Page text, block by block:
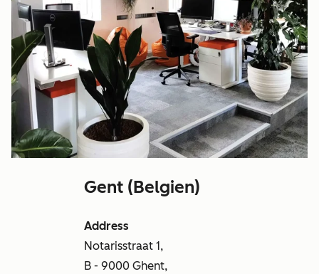
Gent (Belgien)
Address
Notarisstraat 1,
B - 9000 Ghent,